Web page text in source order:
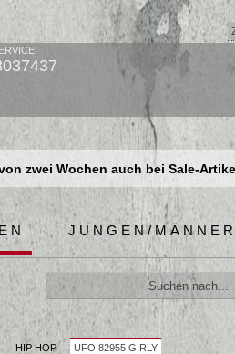
zwei Wochen auch bei Sale-
zwei Wochen auch bei Sale-
zwei Wochen auch bei Sale-
JUNGEN/MÄNNER
HIP HOP UFO 82955 GIRLY